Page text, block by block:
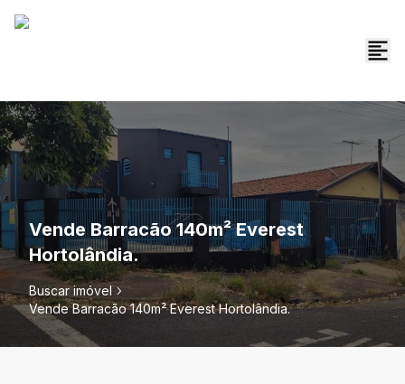
Vende Barracão 140m² Everest
Hortolândia.
Buscar imóvel
Vende Barracão 140m² Everest Hortolândia.